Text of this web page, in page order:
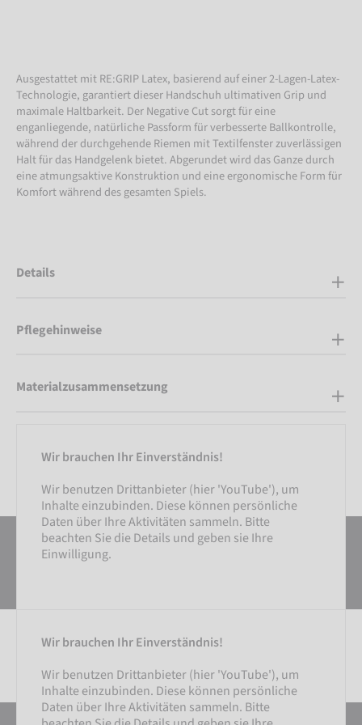
Ausgestattet mit RE:GRIP Latex, basierend auf einer 2-Lagen-Latex-
Technologie, garantiert dieser Handschuh ultimativen Grip und
maximale Haltbarkeit. Der Negative Cut sorgt für eine
enganliegende, natürliche Passform für verbesserte Ballkontrolle,
während der durchgehende Riemen mit Textilfenster zuverlässigen
Halt für das Handgelenk bietet. Abgerundet wird das Ganze durch
eine atmungsaktive Konstruktion und eine ergonomische Form für
Komfort während des gesamten Spiels.
Details
Pflegehinweise
Materialzusammensetzung
Wir brauchen Ihr Einverständnis!
Wir benutzen Drittanbieter (hier 'YouTube'), um
Inhalte einzubinden. Diese können persönliche
Daten über Ihre Aktivitäten sammeln. Bitte
beachten Sie die Details und geben sie Ihre
Einwilligung.
Wir brauchen Ihr Einverständnis!
Wir benutzen Drittanbieter (hier 'YouTube'), um
Inhalte einzubinden. Diese können persönliche
Daten über Ihre Aktivitäten sammeln. Bitte